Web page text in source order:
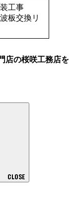
工事
板交換リ
店の桜咲工務店を
CLOSE